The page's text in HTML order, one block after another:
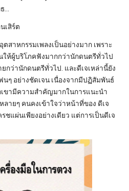
…
าหกรรมเพลงเป็นอย่างมาก เพราะ
ให้ผู้บริโภคฟังมากกว่านักดนตรีทั่วไป
ยกว่านักดนตรีทั่วไป. และดีเจเหล่านี้ยัง
ๆ อย่างชัดเจน เนื่องจากมีปฏิสัมพันธ์
ขามีความสำคัญมากในการแนะนำ
ลายๆ คนคงเข้าใจว่าหน้าที่ของ ดีเจ
ชแผ่นเพียงอย่างเดียว แต่การเป็นดีเจ